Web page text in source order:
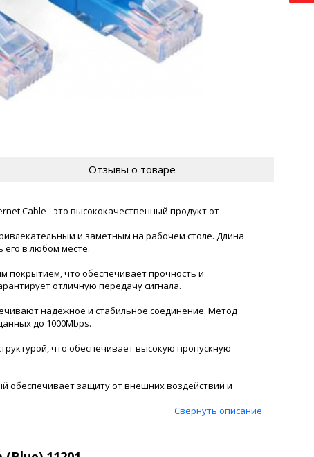
Отзывы о товаре
Cable - это высококачественный продукт от
и заметным на рабочем столе. Длина
его в любом месте.
что обеспечивает прочность и
отличную передачу сигнала.
надежное и стабильное соединение. Метод
до 1000Mbps.
что обеспечивает высокую пропускную
обеспечивает защиту от внешних воздействий и
Свернуть описание